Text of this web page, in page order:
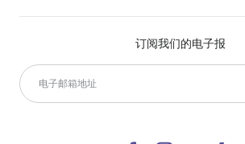
订阅我们的电子报